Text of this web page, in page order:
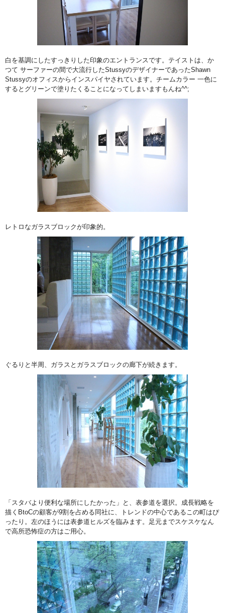
白を基調にしたすっきりした印象のエントランスです。テイストは、か
つて サーファーの間で大流行したStussyのデザイナーであったShawn
Stussyのオフィスからインスパイヤされています。チームカラー 一色に
するとグリーンで塗りたくることになってしまいますもんね^^;
レトロなガラスブロックが印象的。
ぐるりと半周、ガラスとガラスブロックの廊下が続きます。
「スタバより便利な場所にしたかった」と、表参道を選択。成長戦略を
描くBtoCの顧客が9割を占める同社に、トレンドの中心であるこの町はぴ
ったり。左のほうには表参道ヒルズを臨みます。足元までスケスケなん
で高所恐怖症の方はご用心。